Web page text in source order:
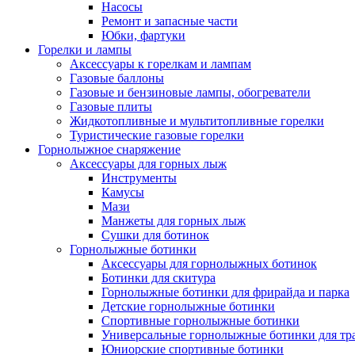
Насосы
Ремонт и запасные части
Юбки, фартуки
Горелки и лампы
Аксессуары к горелкам и лампам
Газовые баллоны
Газовые и бензиновые лампы, обогреватели
Газовые плиты
Жидкотопливные и мультитопливные горелки
Туристические газовые горелки
Горнолыжное снаряжение
Аксессуары для горных лыж
Инструменты
Камусы
Мази
Манжеты для горных лыж
Сушки для ботинок
Горнолыжные ботинки
Аксессуары для горнолыжных ботинок
Ботинки для скитура
Горнолыжные ботинки для фрирайда и парка
Детские горнолыжные ботинки
Спортивные горнолыжные ботинки
Универсальные горнолыжные ботинки для
Юниорские спортивные ботинки